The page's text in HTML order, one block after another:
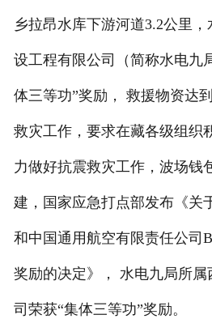
乡拉昂水库下游河道3.2公里
设工程有限公司（简称水电九
体三等功”奖励， 救援物资达
救灾工作，要求在藏各级组织
力做好抗震救灾工作，波场钱
建，国家应急打点部发布《关
和中国通用航空有限责任公司
奖励的决定》， 水电九局所
司荣获“集体三等功”奖励。